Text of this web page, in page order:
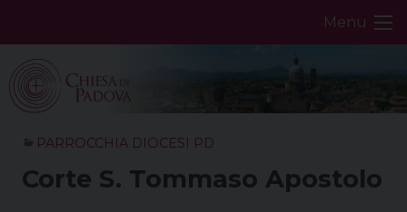
Menu
PARROCCHIA DIOCESI PD
Corte S. Tommaso Apostolo